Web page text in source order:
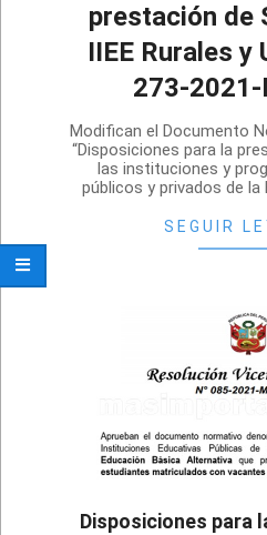
prestación de
IIEE Rurales y
273-2021-
07-
Modifican el Documento
“Disposiciones para la
las instituciones y
públicos y privados de la
SEGUIR
Disposiciones para